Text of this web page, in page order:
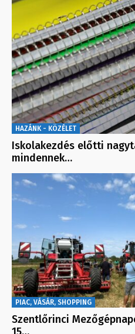
HAZÁNK - KÖZÉLET
Iskolakezdés előtti
mindennek…
PIAC, VÁSÁR, SHOPPING
Szentlőrinci